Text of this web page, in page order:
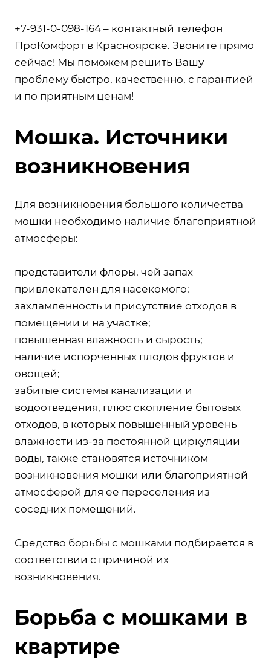
+7-931-0-098-164 – контактный телефон
ПроКомфорт в Красноярске. Звоните прямо
сейчас! Мы поможем решить Вашу
проблему быстро, качественно, с гарантией
и по приятным ценам!
Мошка. Источники
возникновения
Для возникновения большого количества
мошки необходимо наличие благоприятной
атмосферы:
представители флоры, чей запах
привлекателен для насекомого;
захламленность и присутствие отходов в
помещении и на участке;
повышенная влажность и сырость;
наличие испорченных плодов фруктов и
овощей;
забитые системы канализации и
водоотведения, плюс скопление бытовых
отходов, в которых повышенный уровень
влажности из-за постоянной циркуляции
воды, также становятся источником
возникновения мошки или благоприятной
атмосферой для ее переселения из
соседних помещений.
Средство борьбы с мошками подбирается в
соответствии с причиной их
возникновения.
Борьба с мошками в
квартире